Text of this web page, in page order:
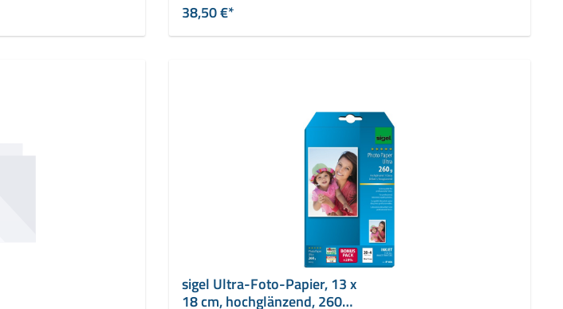
38,50 €*
sigel Ultra-Foto-Papier, 13 x
18 cm, hochglänzend, 260